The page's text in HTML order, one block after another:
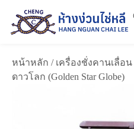
หน้าหลัก / เครื่องชั่งคานเลื่อน
ดาวโลก (Golden Star Globe)